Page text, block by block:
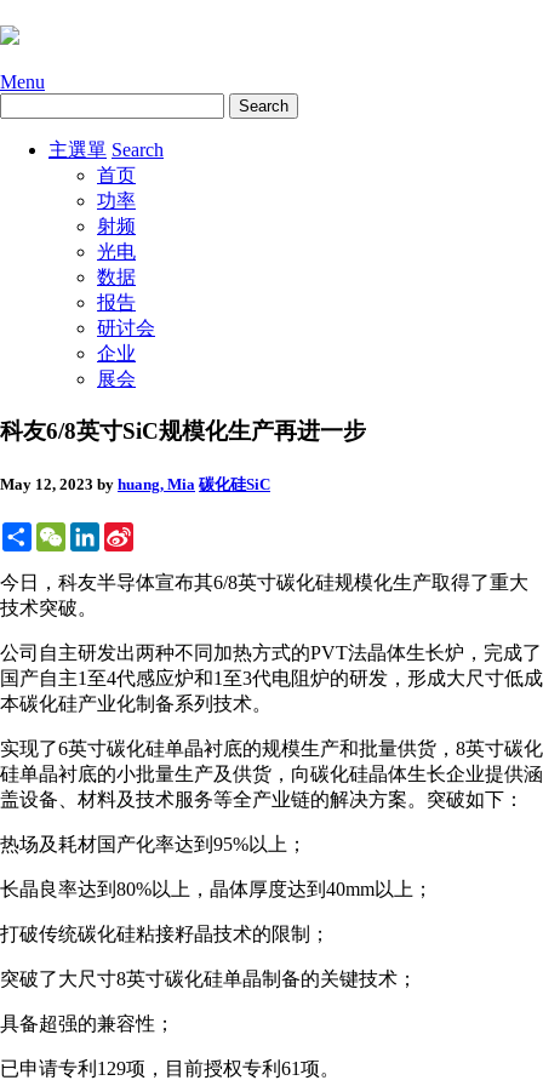
Menu
主選單 Search
首页
功率
射频
光电
数据
报告
研讨会
企业
展会
科友6/8英寸SiC规模化生产再进一步
May 12, 2023 by huang, Mia 碳化硅SiC
ShareWeChatLinkedIn
今日，科友半导体宣布其6/8英寸碳化硅规模化生产取得了重大
技术突破。
公司自主研发出两种不同加热方式的PVT法晶体生长炉，完成了
国产自主1至4代感应炉和1至3代电阻炉的研发，形成大尺寸低成
本碳化硅产业化制备系列技术。
实现了6英寸碳化硅单晶衬底的规模生产和批量供货，8英寸碳化
硅单晶衬底的小批量生产及供货，向碳化硅晶体生长企业提供涵
盖设备、材料及技术服务等全产业链的解决方案。突破如下：
热场及耗材国产化率达到95%以上；
长晶良率达到80%以上，晶体厚度达到40mm以上；
打破传统碳化硅粘接籽晶技术的限制；
突破了大尺寸8英寸碳化硅单晶制备的关键技术；
具备超强的兼容性；
已申请专利129项，目前授权专利61项。